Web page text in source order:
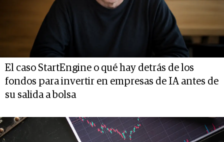
El caso StartEngine o qué hay detrás de los
fondos para invertir en empresas de IA antes de
su salida a bolsa